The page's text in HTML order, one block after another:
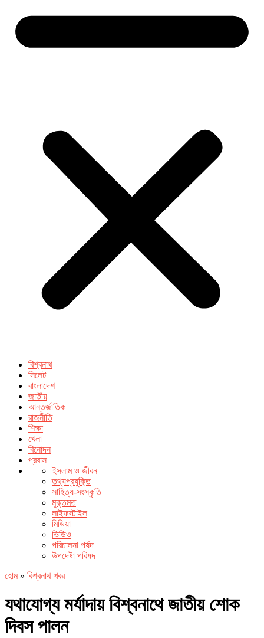
বিশ্বনাথ
সিলেট
বাংলাদেশ
জাতীয়
আন্তর্জাতিক
রাজনীতি
শিক্ষা
খেলা
বিনোদন
প্রবাস
ইসলাম ও জীবন
তথ্যপ্রযুক্তি
সাহিত্য-সংস্কৃতি
মুক্তমত
লাইফস্টাইল
মিডিয়া
ভিডিও
পরিচালনা পর্ষদ
উপদেষ্টা পরিষদ
হোম» বিশ্বনাথ খবর
যথাযোগ্য মর্যাদায় বিশ্বনাথে জাতীয় শোক
দিবস পালন